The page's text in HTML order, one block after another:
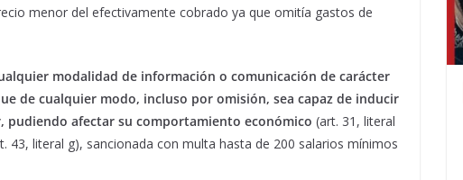
menor del efectivamente cobrado ya que omitía gastos de
modalidad de información o comunicación de carácter
de cualquier modo, incluso por omisión, sea capaz de inducir
pudiendo afectar su comportamiento económico (art. 31, literal
43, literal g), sancionada con multa hasta de 200 salarios mínimos